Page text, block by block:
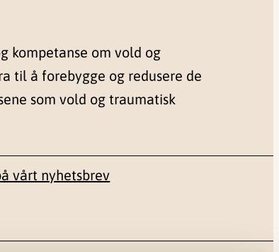
kompetanse om vold og
til å forebygge og redusere de
som vold og traumatisk
vårt nyhetsbrev